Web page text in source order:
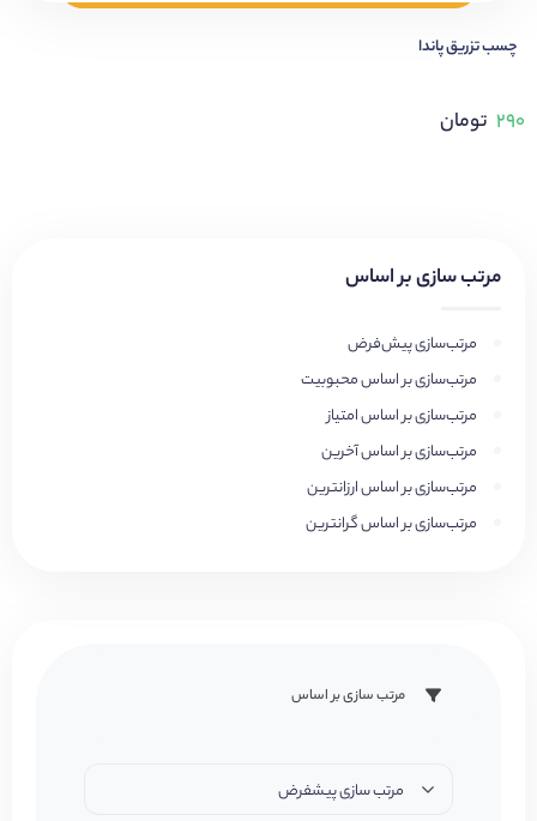
مرتب سازی بر اساس
مرتب‌سازی پیش‌فرض
مرتب‌سازی بر اساس محبوبیت
مرتب‌سازی بر اساس امتیاز
مرتب‌سازی بر اساس آخرین
مرتب‌سازی بر اساس ارزانترین
مرتب‌سازی بر اساس گرانترین
مرتب سازی بر اساس
مرتب سازی پیشفرض
چسب تزریق پاندا
۲۹۰ تومان